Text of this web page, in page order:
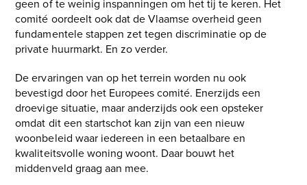
geen of te weinig inspanningen om het tij te keren. Het
comité oordeelt ook dat de Vlaamse overheid geen
fundamentele stappen zet tegen discriminatie op de
private huurmarkt. En zo verder.
De ervaringen van op het terrein worden nu ook
bevestigd door het Europees comité. Enerzijds een
droevige situatie, maar anderzijds ook een opsteker
omdat dit een startschot kan zijn van een nieuw
woonbeleid waar iedereen in een betaalbare en
kwaliteitsvolle woning woont. Daar bouwt het
middenveld graag aan mee.